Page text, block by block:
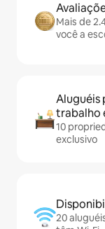
Mais de
você a
Aluguéis
trabalho
10
exclusivo
20